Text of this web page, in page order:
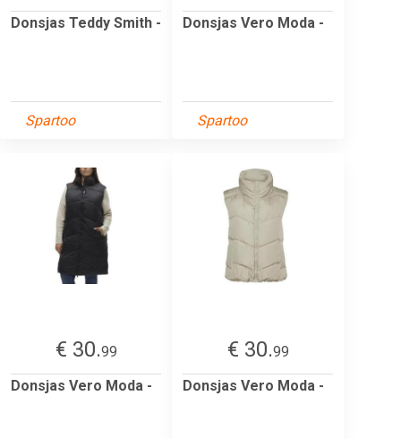
Donsjas Teddy Smith -
Spartoo
Donsjas Vero Moda -
Spartoo
€ 30.99
Donsjas Vero Moda -
€ 30.99
Donsjas Vero Moda -